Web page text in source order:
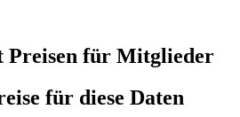
Preisen für Mitglieder
für diese Daten